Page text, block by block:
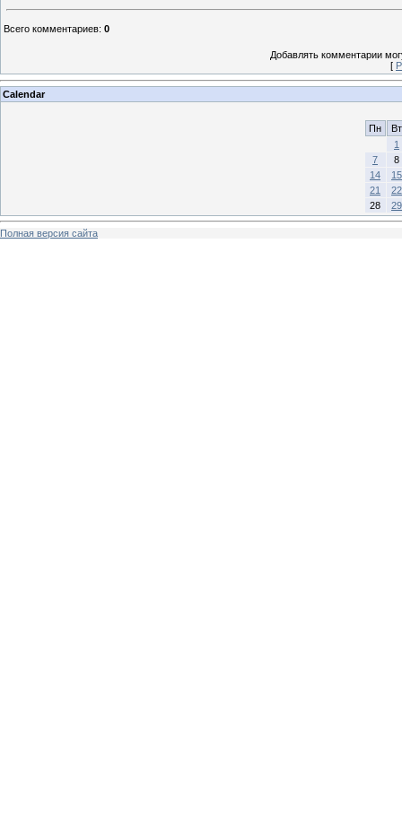
Всего комментариев: 0
Добавлять комментарии
[
Calendar
Пн
Вт
1
7
8
14
15
21
22
28
29
Полная версия сайта